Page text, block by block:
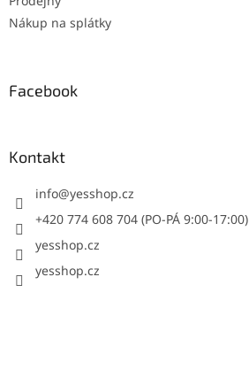
Nákup na splátky
Facebook
Kontakt
info@yesshop.cz
+420 774 608 704 (PO-PÁ 9:00-17:00)
yesshop.cz
yesshop.cz